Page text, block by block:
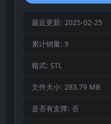
最近更新: 2025-02-25
累计销量: 9
格式: STL
文件大小: 283.79 MB
是否有支撑: 否